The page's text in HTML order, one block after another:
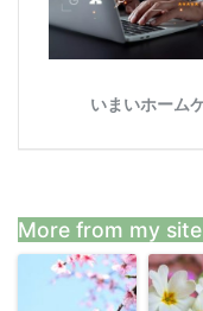
More from my site